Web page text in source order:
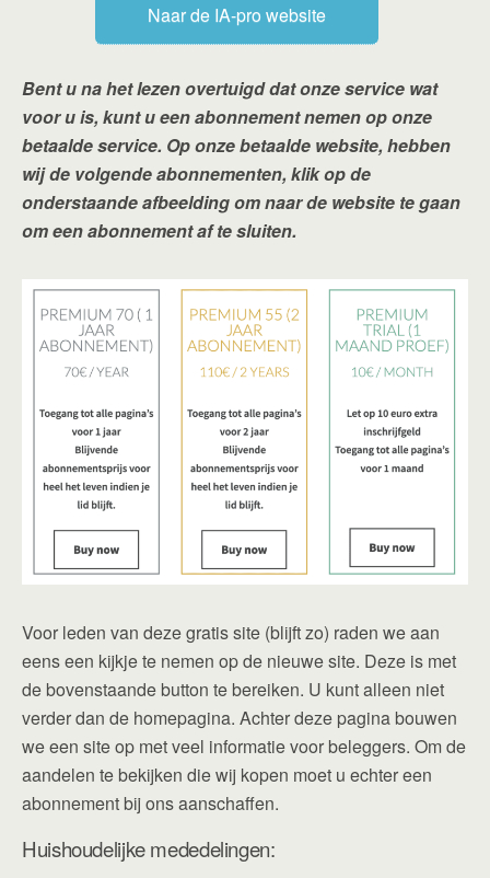
Naar de IA-pro website
Bent u na het lezen overtuigd dat onze service wat
voor u is, kunt u een abonnement nemen op onze
betaalde service. Op onze betaalde website, hebben
wij de volgende abonnementen, klik op de
onderstaande afbeelding om naar de website te gaan
om een abonnement af te sluiten.
Voor leden van deze gratis site (blijft zo) raden we aan
eens een kijkje te nemen op de nieuwe site. Deze is met
de bovenstaande button te bereiken. U kunt alleen niet
verder dan de homepagina. Achter deze pagina bouwen
we een site op met veel informatie voor beleggers. Om de
aandelen te bekijken die wij kopen moet u echter een
abonnement bij ons aanschaffen.
Huishoudelijke mededelingen: